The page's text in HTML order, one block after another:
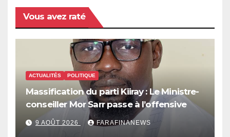
Vous avez raté
ACTUALITÉS POLITIQUE
Massification du parti Kiiray : Le Ministre-
conseiller Mor Sarr passe à l’offensive
9 AOÛT 2026 FARAFINANEWS